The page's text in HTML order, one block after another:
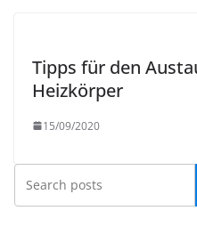
Tipps für den
Heizkörper
15/09/2020